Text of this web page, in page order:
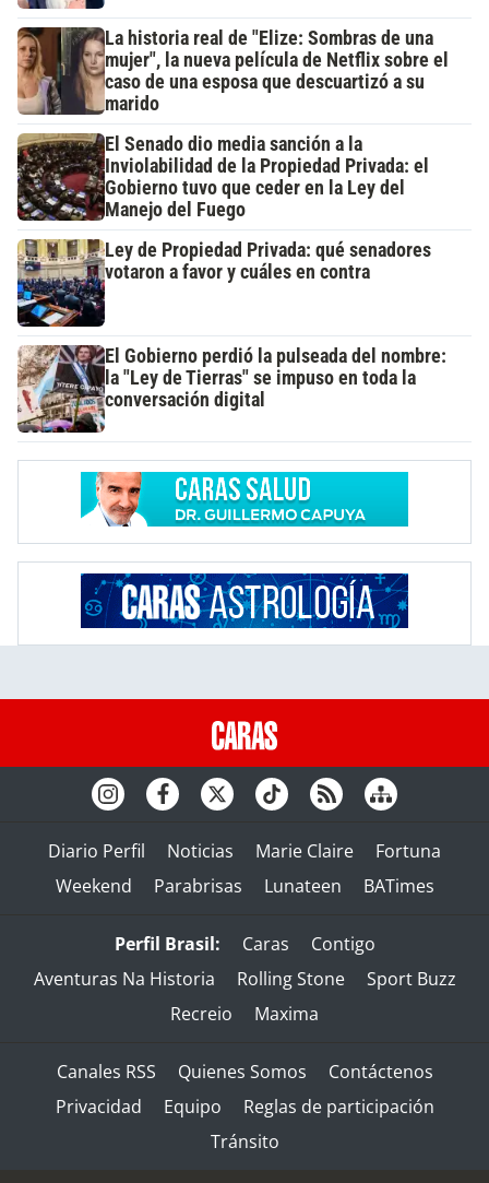
La historia real de "Elize: Sombras de una
mujer", la nueva película de Netflix sobre el
caso de una esposa que descuartizó a su
marido
El Senado dio media sanción a la
Inviolabilidad de la Propiedad Privada: el
Gobierno tuvo que ceder en la Ley del
Manejo del Fuego
Ley de Propiedad Privada: qué senadores
votaron a favor y cuáles en contra
El Gobierno perdió la pulseada del nombre:
la "Ley de Tierras" se impuso en toda la
conversación digital
Diario Perfil Noticias Marie Claire
Fortuna
Weekend
Parabrisas Lunateen BATimes
Perfil Brasil: Caras
Contigo
Aventuras Na Historia
Rolling Stone
Sport Buzz
Recreio
Maxima
Canales RSS Quienes Somos
Contáctenos
Privacidad
Equipo
Reglas de participación
Tránsito